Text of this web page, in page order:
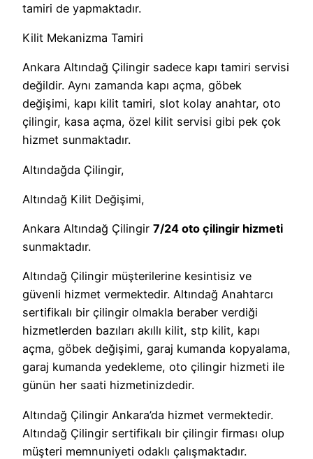
tamiri de yapmaktadır.
Kilit Mekanizma Tamiri
Ankara Altındağ Çilingir sadece kapı tamiri servisi
değildir. Aynı zamanda kapı açma, göbek
değişimi, kapı kilit tamiri, slot kolay anahtar, oto
çilingir, kasa açma, özel kilit servisi gibi pek çok
hizmet sunmaktadır.
Altındağda Çilingir,
Altındağ Kilit Değişimi,
Ankara Altındağ Çilingir 7/24 oto çilingir hizmeti
sunmaktadır.
Altındağ Çilingir müşterilerine kesintisiz ve
güvenli hizmet vermektedir. Altındağ Anahtarcı
sertifikalı bir çilingir olmakla beraber verdiği
hizmetlerden bazıları akıllı kilit, stp kilit, kapı
açma, göbek değişimi, garaj kumanda kopyalama,
garaj kumanda yedekleme, oto çilingir hizmeti ile
günün her saati hizmetinizdedir.
Altındağ Çilingir Ankara’da hizmet vermektedir.
Altındağ Çilingir sertifikalı bir çilingir firması olup
müşteri memnuniyeti odaklı çalışmaktadır.